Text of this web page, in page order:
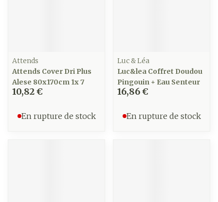
Attends
Attends Cover Dri Plus
Alese 80x170cm 1x 7
10,82 €
En rupture de stock
Luc & Léa
Luc&lea Coffret Doudou
Pingouin + Eau Senteur
16,86 €
En rupture de stock